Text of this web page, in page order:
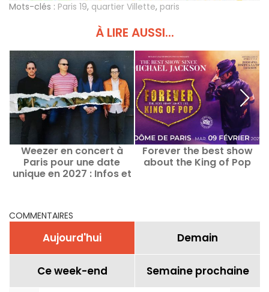
Mots-clés : Paris 19, quartier Villette, paris
À LIRE AUSSI...
Weezer en concert à
Paris pour une date
unique en 2027 : Infos et
Forever the best show
about the King of Pop
COMMENTAIRES
Aujourd'hui Demain
Ce week-end Semaine prochaine